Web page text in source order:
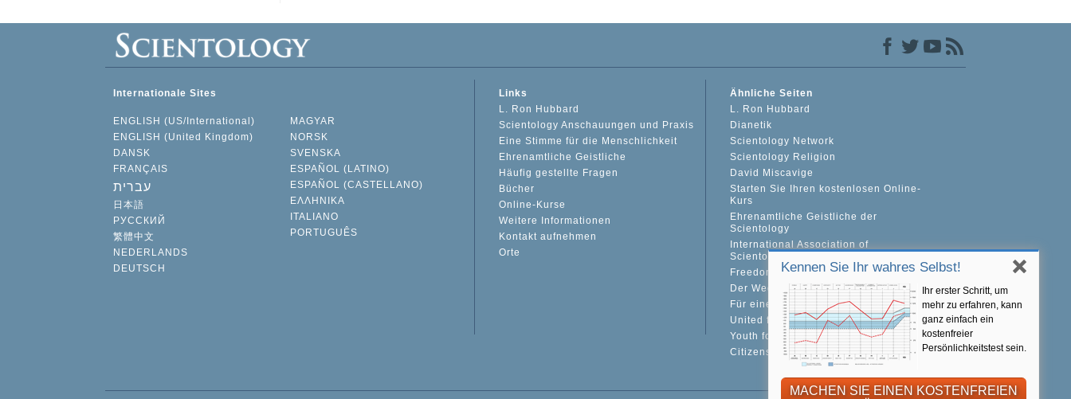
Kennen Sie Ihr wahres Selbst!
Ihr erster Schritt, um
mehr zu erfahren, kann
ganz einfach ein
kostenfreier
Persönlichkeitstest sein.
MACHEN SIE EINEN KOSTENFREIEN
Internationale Sites
ENGLISH (US/International)
ENGLISH (United Kingdom)
DANSK
FRANÇAIS
עברית
日本語
РУССКИЙ
繁體中文
NEDERLANDS
DEUTSCH
MAGYAR
NORSK
SVENSKA
ESPAÑOL (LATINO)
ESPAÑOL (CASTELLANO)
ΕΛΛΗΝΙΚA
ITALIANO
PORTUGUÊS
Links
L. Ron Hubbard
Scientology Anschauungen und Praxis
Eine Stimme für die Menschlichkeit
Ehrenamtliche Geistliche
Häufig gestellte Fragen
Bücher
Online-Kurse
Weitere Informationen
Kontakt aufnehmen
Orte
Ähnliche Seiten
L. Ron Hubbard
Dianetik
Scientology Network
Scientology Religion
David Miscavige
Starten Sie Ihren kostenlosen Online-
Kurs
Ehrenamtliche Geistliche der
Scientology
International Association of
Scientologists
Freedom Magazine
Der Weg zum Glücklichsein
Für eine Welt ohne Drogenkonsum
United for Human Rights
Youth for Human Rights
Citizens Commission on Human Rights